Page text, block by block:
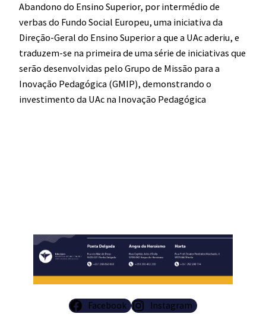
Abandono do Ensino Superior, por intermédio de
verbas do Fundo Social Europeu, uma iniciativa da
Direção-Geral do Ensino Superior a que a UAc aderiu, e
traduzem-se na primeira de uma série de iniciativas que
serão desenvolvidas pelo Grupo de Missão para a
Inovação Pedagógica (GMIP), demonstrando o
investimento da UAc na Inovação Pedagógica
Facebook Instagram